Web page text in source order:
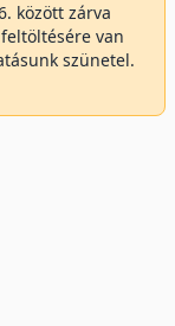
között zárva
van
szünetel.